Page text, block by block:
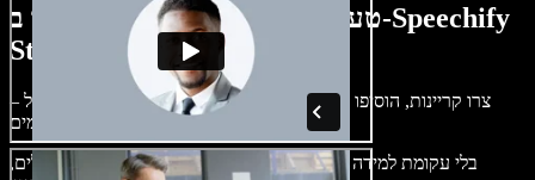
טעימה קטנה ממה שתוכלו ליצור ב-Speechify
Studio.
צרו קריינות, הוסיפו תמונות ללא זכויות, אודיו, סרטונים ושיבוט קול –
בלי עקומת למידה – הכול זמין בדפדפן. יוצרי תוכן כבר לא מוגבלים,